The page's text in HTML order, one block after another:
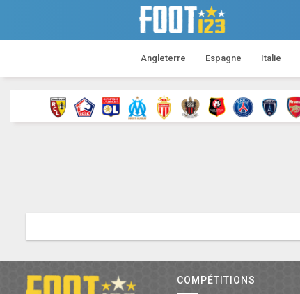
Angleterre Espagne Italie
COMPÉTITIONS